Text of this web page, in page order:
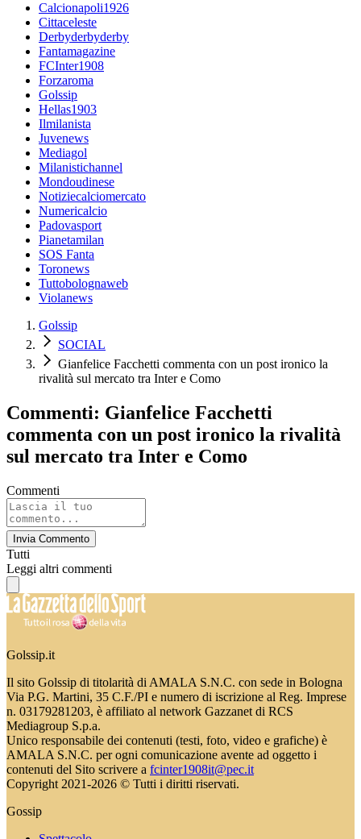
Calcionapoli1926
Cittaceleste
Derbyderbyderby
Fantamagazine
FCInter1908
Forzaroma
Golssip
Hellas1903
Ilmilanista
Juvenews
Mediagol
Milanistichannel
Mondoudinese
Notiziecalciomercato
Numericalcio
Padovasport
Pianetamilan
SOS Fanta
Toronews
Tuttobolognaweb
Violanews
Golssip
SOCIAL
Gianfelice Facchetti commenta con un post ironico la
rivalità sul mercato tra Inter e Como
Commenti: Gianfelice Facchetti
commenta con un post ironico la rivalità
sul mercato tra Inter e Como
Commenti
Invia Commento
Tutti
Leggi altri commenti
Golssip.it
Il sito Golssip di titolarità di AMALA S.N.C. con sede in Bologna
Via P.G. Martini, 35 C.F./PI e numero di iscrizione al Reg. Imprese
n. 03179281203, è affiliato al network Gazzanet di RCS
Mediagroup S.p.a.
Unico responsabile dei contenuti (testi, foto, video e grafiche) è
AMALA S.N.C. per ogni comunicazione avente ad oggetto i
contenuti del Sito scrivere a fcinter1908it@pec.it
Copyright 2021-2026 © Tutti i diritti riservati.
Gossip